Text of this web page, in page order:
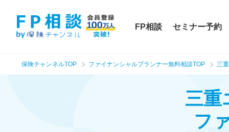
FP相談 セミナー予約
保険チャンネルTOP ファイナンシャルプランナー無料相談TOP 三
三重
フ